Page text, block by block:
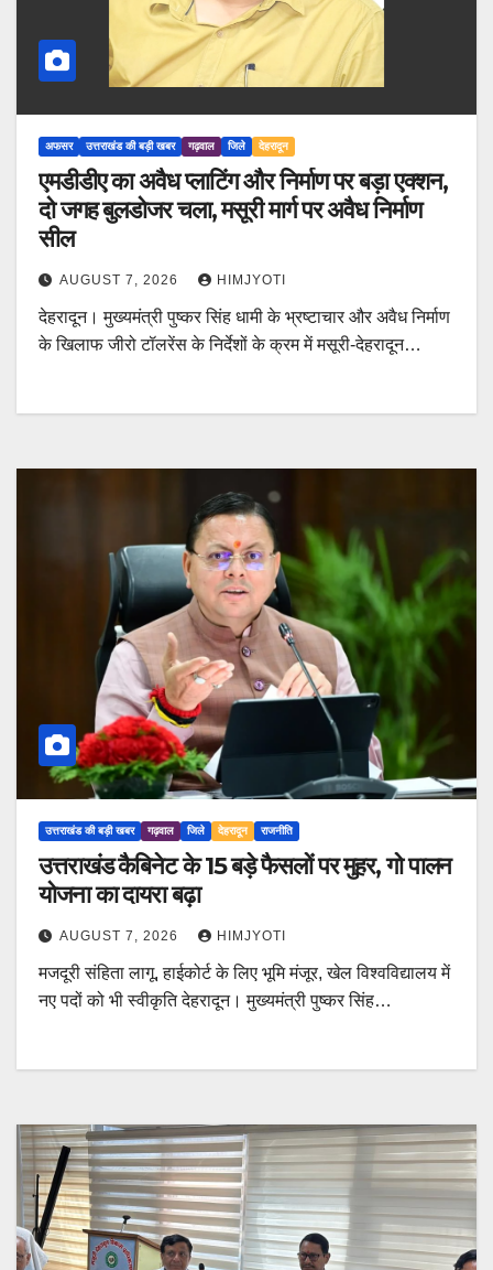
अफसर उत्तराखंड की बड़ी खबर गढ़वाल जिले देहरादून
एमडीडीए का अवैध प्लाटिंग और निर्माण पर बड़ा एक्शन,
दो जगह बुलडोजर चला, मसूरी मार्ग पर अवैध निर्माण
सील
AUGUST 7, 2026 HIMJYOTI
देहरादून। मुख्यमंत्री पुष्कर सिंह धामी के भ्रष्टाचार और अवैध निर्माण
के खिलाफ जीरो टॉलरेंस के निर्देशों के क्रम में मसूरी-देहरादून…
उत्तराखंड की बड़ी खबर गढ़वाल जिले देहरादून राजनीति
उत्तराखंड कैबिनेट के 15 बड़े फैसलों पर मुहर, गो पालन
योजना का दायरा बढ़ा
AUGUST 7, 2026 HIMJYOTI
मजदूरी संहिता लागू, हाईकोर्ट के लिए भूमि मंजूर, खेल विश्वविद्यालय में
नए पदों को भी स्वीकृति देहरादून। मुख्यमंत्री पुष्कर सिंह…